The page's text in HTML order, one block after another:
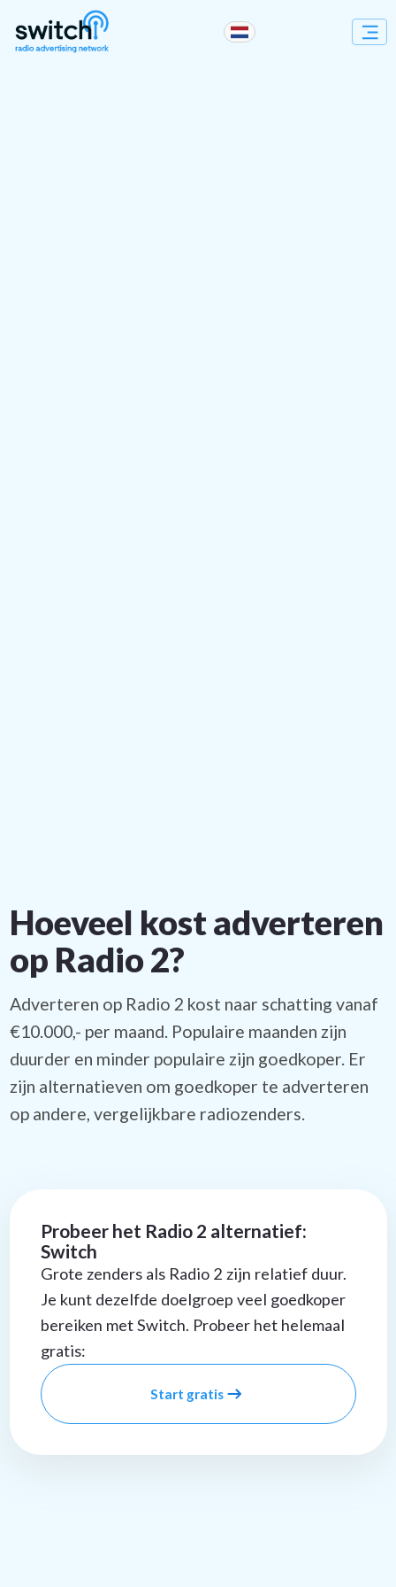
Hoeveel kost adverteren
op Radio 2?
Adverteren op Radio 2 kost naar schatting vanaf
€10.000,- per maand. Populaire maanden zijn
duurder en minder populaire zijn goedkoper. Er
zijn alternatieven om goedkoper te adverteren
op andere, vergelijkbare radiozenders.
Probeer het Radio 2 alternatief:
Switch
Grote zenders als Radio 2 zijn relatief duur.
Je kunt dezelfde doelgroep veel goedkoper
bereiken met Switch. Probeer het helemaal
gratis:
Start gratis